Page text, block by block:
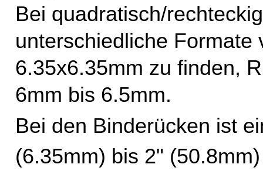
Bei quadratisch/
unterschiedliche Formate
6.35x6.35mm zu finden,
6mm bis 6.5mm.
Bei den Binderücken ist
(6.35mm) bis 2"